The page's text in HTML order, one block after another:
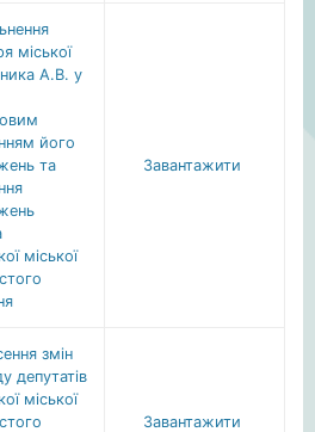
міської
А.В. у
його
та
міської
Завантажити
змін
депутатів
міської
Завантажити